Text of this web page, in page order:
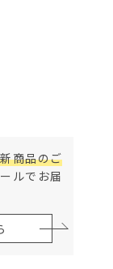
商品のご
ルでお届